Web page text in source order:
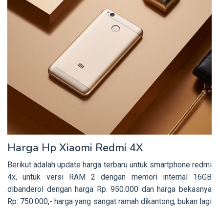
Harga Hp Xiaomi Redmi 4X
Berikut adalah update harga terbaru untuk smartphone redmi
4x, untuk versi RAM 2 dengan memori internal 16GB
dibanderol dengan harga Rp. 950.000 dan harga bekasnya
Rp. 750.000,- harga yang sangat ramah dikantong, bukan lagi